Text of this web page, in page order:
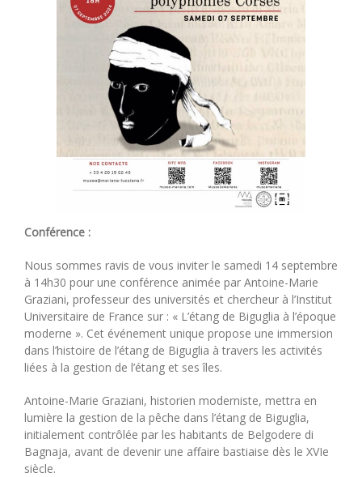
Conférence :
Nous sommes ravis de vous inviter le samedi 14 septembre
à 14h30 pour une conférence animée par Antoine-Marie
Graziani, professeur des universités et chercheur à l’Institut
Universitaire de France sur : « L’étang de Biguglia à l’époque
moderne ». Cet événement unique propose une immersion
dans l’histoire de l’étang de Biguglia à travers les activités
liées à la gestion de l’étang et ses îles.
Antoine-Marie Graziani, historien moderniste, mettra en
lumière la gestion de la pêche dans l’étang de Biguglia,
initialement contrôlée par les habitants de Belgodere di
Bagnaja, avant de devenir une affaire bastiaise dès le XVIe
siècle.